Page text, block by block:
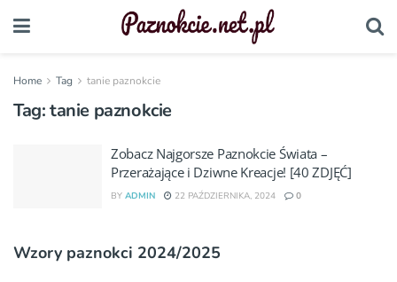
Home Tag tanie paznokcie
Tag:tanie paznokcie
Zobacz Najgorsze Paznokcie Świata –
Przerażające i Dziwne Kreacje! [40 ZDJĘĆ]
BY ADMIN 22 PAŹDZIERNIKA, 2024 0
Wzory paznokci 2024/2025